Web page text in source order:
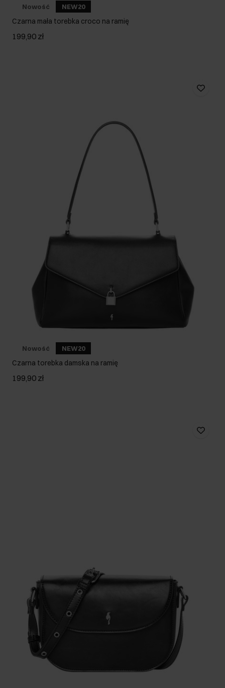
Nowość NEW20
Czarna mała torebka croco na ramię
199,90 zł
Nowość NEW20
Czarna torebka damska na ramię
199,90 zł